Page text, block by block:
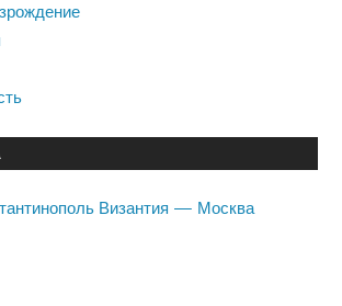
Византия — Москва